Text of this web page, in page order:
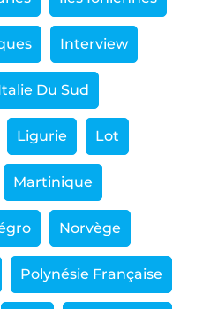
Interview
Du Sud
Ligurie Lot
Martinique
Norvège
Polynésie Française